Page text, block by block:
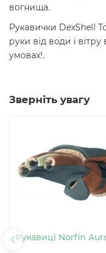
вогнища.
Рукавички DexShell
руки від води і
умовах!.
Зверніть увагу
Рукавиці Norfin